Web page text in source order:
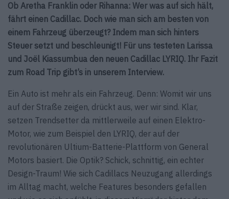
Ob Aretha Franklin oder Rihanna: Wer was auf sich hält,
fährt einen Cadillac. Doch wie man sich am besten von
einem Fahrzeug überzeugt? Indem man sich hinters
Steuer setzt und beschleunigt! Für uns testeten Larissa
und Joël Kiassumbua den neuen Cadillac LYRIQ. Ihr Fazit
zum Road Trip gibt’s in unserem Interview.
Ein Auto ist mehr als ein Fahrzeug. Denn: Womit wir uns
auf der Straße zeigen, drückt aus, wer wir sind. Klar,
setzen Trendsetter da mittlerweile auf einen Elektro-
Motor, wie zum Beispiel den LYRIQ, der auf der
revolutionären Ultium-Batterie-Plattform von General
Motors basiert. Die Optik? Schick, schnittig, ein echter
Design-Traum! Wie sich Cadillacs Neuzugang allerdings
im Alltag macht, welche Features besonders gefallen